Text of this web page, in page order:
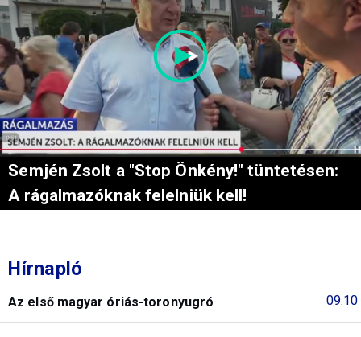
Semjén Zsolt a "Stop Önkény!" tüntetésen:
A rágalmazóknak felelniük kell!
Hírnapló
09:10
Az első magyar óriás-toronyugró